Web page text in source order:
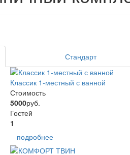
Стандарт
Классик 1-местный с ванной
Стоимость
5000руб.
Гостей
1
подробнее